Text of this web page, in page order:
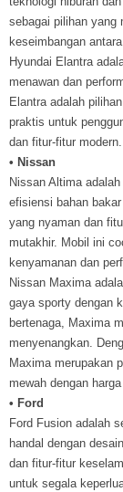
sebagai pilihan yang
keseimbangan
Hyundai Elantra
menawan dan
Elantra adalah
praktis untuk
dan fitur-fitur modern.
• Nissan
Nissan Altima
efisiensi bahan
yang nyaman dan
mutakhir. Mobil ini
kenyamanan dan
Nissan Maxima
gaya sporty dengan
bertenaga, Maxima
menyenangkan.
Maxima merupakan
mewah dengan
• Ford
Ford Fusion adalah
handal dengan
dan fitur-fitur
untuk segala